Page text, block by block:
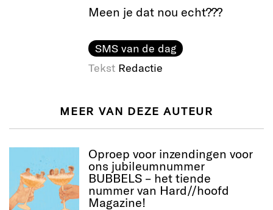
Meen je dat nou echt???
SMS van de dag
Tekst Redactie
MEER VAN DEZE AUTEUR
Oproep voor inzendingen voor
ons jubileumnummer
BUBBELS – het tiende
nummer van Hard//hoofd
Magazine!